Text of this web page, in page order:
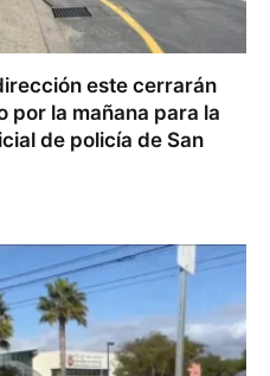
este cerrarán
por la mañana para la
de policía de San